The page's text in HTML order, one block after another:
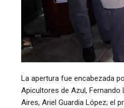
La apertura fue encabezada
Apicultores de Azul, Fernando
Aires, Ariel Guardia López; el